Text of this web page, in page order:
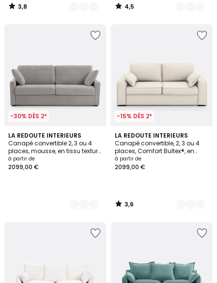
3,8
/
4,5
/
-30% DÈS 2*
LA REDOUTE INTERIEURS
Canapé convertible 2, 3 ou 4
places, mousse, en tissu texturé
chiné, TIMOR
à partir de
2099,00 €
3
Couleurs
-15% DÈS 2*
LA REDOUTE INTERIEURS
Canapé convertible, 2, 3 ou 4
places, Comfort Bultex®, en
polyester, CECILIA
à partir de
2099,00 €
3,6
/ 5
3
Couleurs
3,6
/